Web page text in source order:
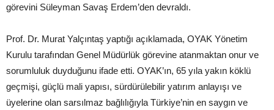
görevini Süleyman Savaş Erdem’den devraldı.
Prof. Dr. Murat Yalçıntaş yaptığı açıklamada, OYAK Yönetim
Kurulu tarafından Genel Müdürlük görevine atanmaktan onur ve
sorumluluk duyduğunu ifade etti. OYAK’ın, 65 yıla yakın köklü
geçmişi, güçlü mali yapısı, sürdürülebilir yatırım anlayışı ve
üyelerine olan sarsılmaz bağlılığıyla Türkiye’nin en saygın ve